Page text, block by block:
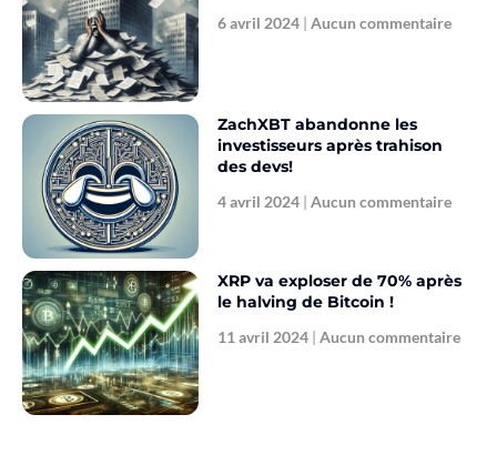
6 avril 2024 Aucun commentaire
ZachXBT abandonne les
investisseurs après trahison
des devs!
4 avril 2024 Aucun commentaire
XRP va exploser de 70% après
le halving de Bitcoin !
11 avril 2024 Aucun commentaire